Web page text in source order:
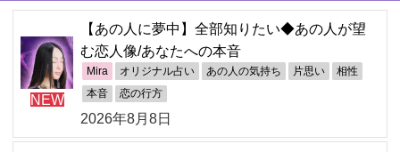
NEW
【あの人に夢中】全部知りたい◆あの人が望
む恋人像/あなたへの本音
Mira オリジナル占い あの人の気持ち 片思い 相性
本音 恋の行方
2026年8月8日